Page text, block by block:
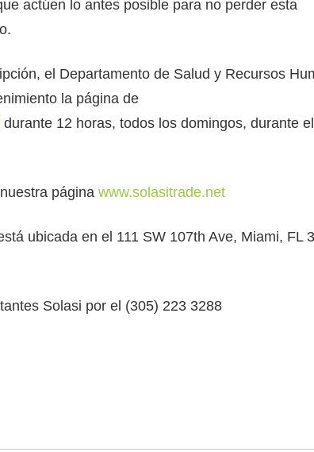
actúen lo antes posible para no perder esta
el Departamento de Salud y Recursos
la página de
durante 12 horas, todos los domingos, durante el
página www.solasitrade.net
ubicada en el 111 SW 107th Ave, Miami, FL
Solasi por el (305) 223 3288